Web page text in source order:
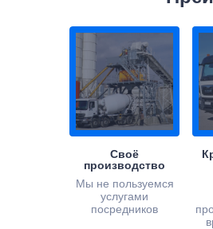
Своё
производство
Мы не пользуемся
услугами
посредников